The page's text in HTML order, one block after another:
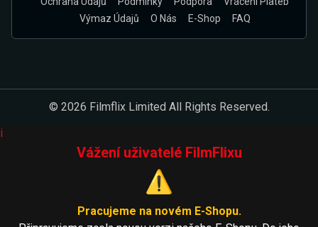
Výmaz Údajů
O Nás E-Shop FAQ
© 2026 Filmflix Limited All Rights Reserved.
i
Vážení uživatelé FilmFlixu
⚠️
Pracujeme na novém E-Shopu.